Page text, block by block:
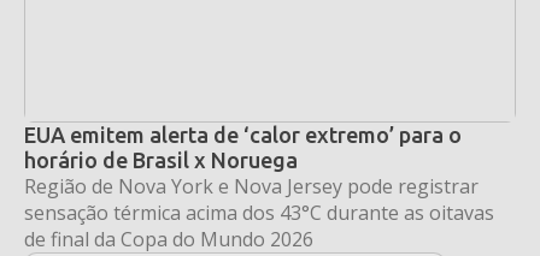
EUA emitem alerta de ‘calor extremo’ para o
horário de Brasil x Noruega
Região de Nova York e Nova Jersey pode registrar
sensação térmica acima dos 43°C durante as oitavas
de final da Copa do Mundo 2026